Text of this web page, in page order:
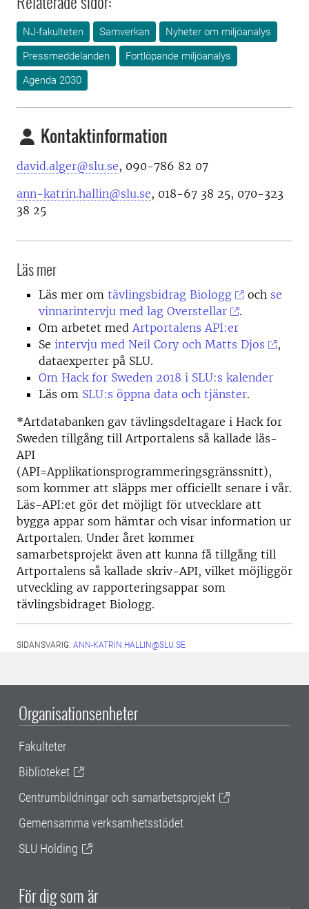
NJ-fakulteten Samverkan
Nyheter om miljöanalys
Pressmeddelanden
Fortlöpande miljöanalys
Agenda 2030
Kontaktinformation
david.alger@slu.se, 090-786 82 07
ann-katrin.hallin@slu.se, 018-67 38 25, 070-323
38 25
Läs mer
Läs mer om tävlingsbidrag Biologg och se
vinnarintervju med lag Overstellar
.
Om arbetet med Artportalens API:er
Se intervju med Neil Cory och Matts Djos
,
dataexperter på SLU.
Om Hack for Sweden 2018 i SLU:s kalender
Läs om SLU:s öppna data och tjänster.
*Artdatabanken gav tävlingsdeltagare i Hack for
Sweden tillgång till Artportalens så kallade läs-
API
(API=Applikationsprogrammeringsgränssnitt),
som kommer att släpps mer officiellt senare i vår.
Läs-API:et gör det möjligt för utvecklare att
bygga appar som hämtar och visar information ur
Artportalen. Under året kommer
samarbetsprojekt även att kunna få tillgång till
Artportalens så kallade skriv-API, vilket möjliggör
utveckling av rapporteringsappar som
tävlingsbidraget Biologg.
SIDANSVARIG: ANN-KATRIN.HALLIN@SLU.SE
Organisationsenheter
Fakulteter
Biblioteket
Centrumbildningar och samarbetsprojekt
Gemensamma verksamhetsstödet
SLU Holding
För dig som är